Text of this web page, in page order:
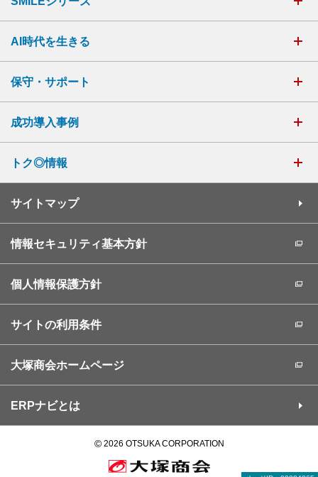
AI時代を生きる
保守・サポート
成功導入事例
トク◎情報
サイトマップ
情報セキュリティ基本方針
個人情報保護方針
サイトの利用条件
大塚商会ホームページ
ERPナビとは
©2026 OTSUKA CORPORATION